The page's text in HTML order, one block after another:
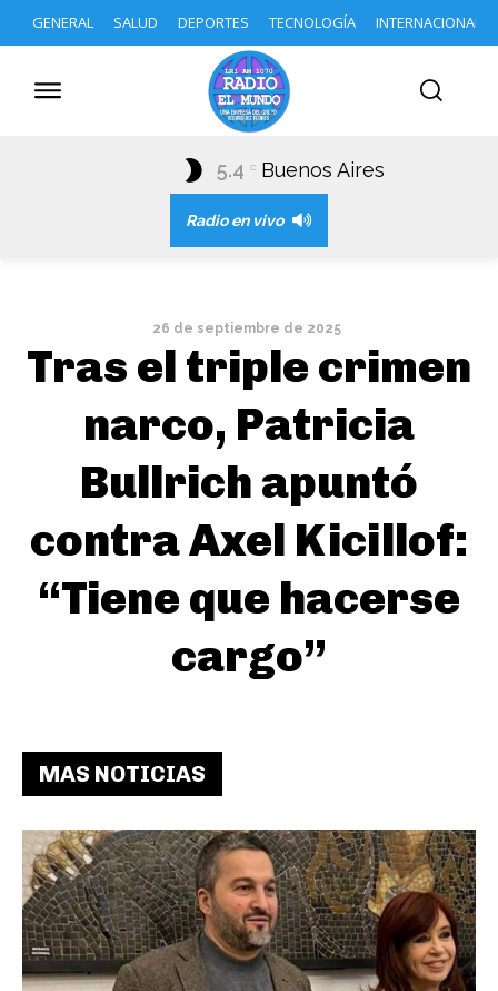
GENERAL SALUD DEPORTES TECNOLOGÍA INTERNACIONAL
5.4 C Buenos Aires
Radio en vivo
26 de septiembre de 2025
Tras el triple crimen
narco, Patricia
Bullrich apuntó
contra Axel Kicillof:
“Tiene que hacerse
cargo”
MAS NOTICIAS